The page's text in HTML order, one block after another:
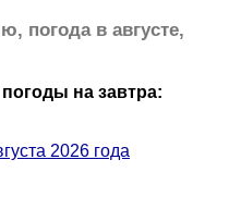
погода в августе,
на завтра:
2026 года